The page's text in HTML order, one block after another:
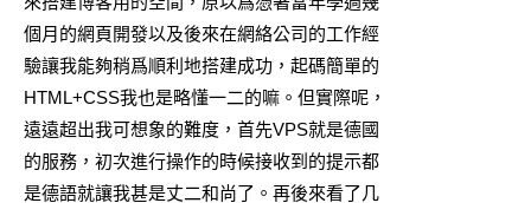
個月的網頁開發以及後來在網絡公司的工作經
驗讓我能夠稍爲順利地搭建成功，起碼簡單的
HTML+CSS我也是略懂一二的嘛。但實際呢，
遠遠超出我可想象的難度，首先VPS就是德國
的服務，初次進行操作的時候接收到的提示都
是德語就讓我甚是丈二和尚了。再後來看了几